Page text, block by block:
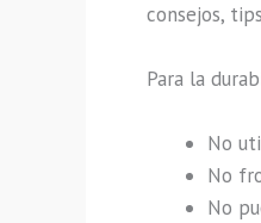
consejos,
Para la
No
No
No